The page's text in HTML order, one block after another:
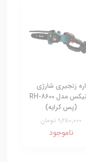
اره زنجیری شارژی
رونیکس مدل RH-8600
(پس کرایه)
9,280,000 تومان
ناموجود